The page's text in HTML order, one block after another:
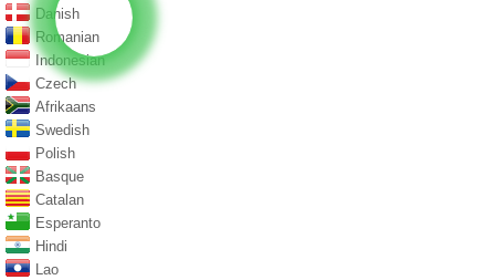
Danish
Romanian
Indonesian
Czech
Afrikaans
Swedish
Polish
Basque
Catalan
Esperanto
Hindi
Lao